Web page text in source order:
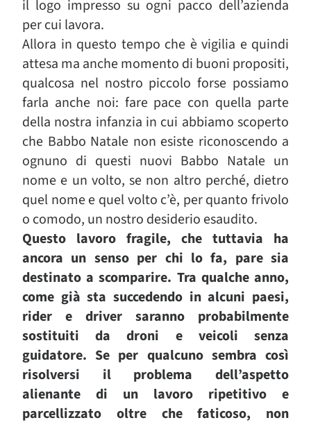
il logo impresso su ogni pacco dell’azienda
per cui lavora.
Allora in questo tempo che è vigilia e quindi
attesa ma anche momento di buoni propositi,
qualcosa nel nostro piccolo forse possiamo
farla anche noi: fare pace con quella parte
della nostra infanzia in cui abbiamo scoperto
che Babbo Natale non esiste riconoscendo a
ognuno di questi nuovi Babbo Natale un
nome e un volto, se non altro perché, dietro
quel nome e quel volto c’è, per quanto frivolo
o comodo, un nostro desiderio esaudito.
Questo lavoro fragile, che tuttavia ha
ancora un senso per chi lo fa, pare sia
destinato a scomparire. Tra qualche anno,
come già sta succedendo in alcuni paesi,
rider e driver saranno probabilmente
sostituiti da droni e veicoli senza
guidatore. Se per qualcuno sembra così
risolversi il problema dell’aspetto
alienante di un lavoro ripetitivo e
parcellizzato oltre che faticoso, non